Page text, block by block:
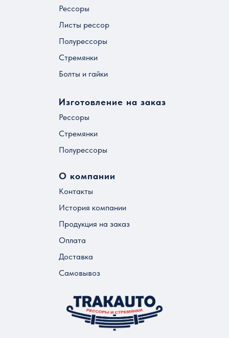
Рессоры
Листы рессор
Полурессоры
Стремянки
Болты и гайки
Изготовление на заказ
Рессоры
Стремянки
Полурессоры
О компании
Контакты
История компании
Продукция на заказ
Оплата
Доставка
Самовывоз